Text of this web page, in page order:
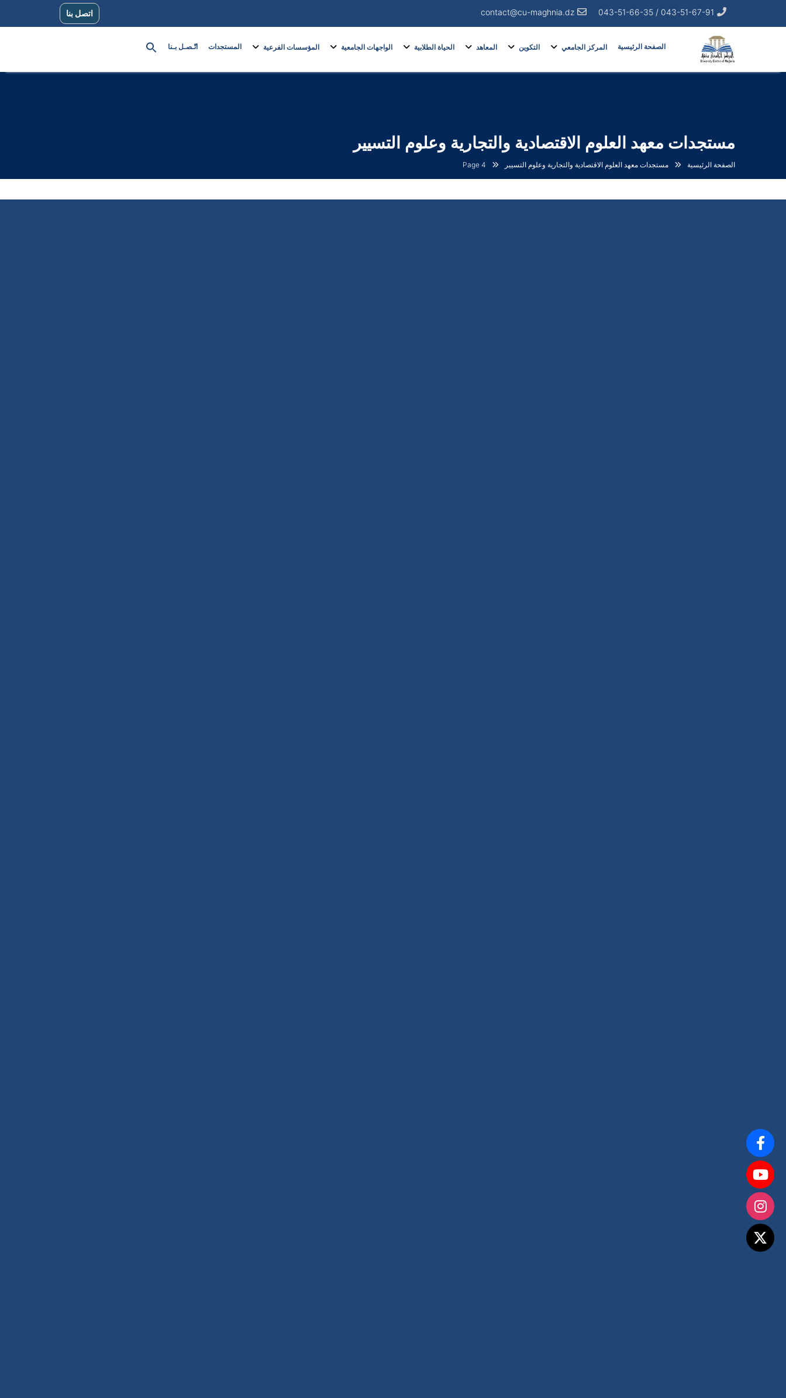
043-51-67-91 / 043-51-66-35
contact@cu-maghnia.dz اتصل بنا
الصفحة الرئيسية المركز الجامعي التكوين المعاهد الحياة الطلابية الواجهات الجامعية المؤسسات الفرعية المستجدات اتّـصـل بـنا
مستجدات معهد العلوم الاقتصادية والتجارية وعلوم التسيير
الصفحة الرئيسية مستجدات معهد العلوم الاقتصادية والتجارية وعلوم التسيير Page 4